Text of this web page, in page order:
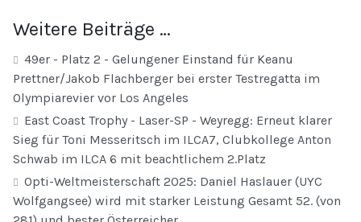
Weitere Beiträge …
49er - Platz 2 - Gelungener Einstand für Keanu
Prettner/Jakob Flachberger bei erster Testregatta im
Olympiarevier vor Los Angeles
East Coast Trophy - Laser-SP - Weyregg: Erneut klarer
Sieg für Toni Messeritsch im ILCA7, Clubkollege Anton
Schwab im ILCA 6 mit beachtlichem 2.Platz
Opti-Weltmeisterschaft 2025: Daniel Haslauer (UYC
Wolfgangsee) wird mit starker Leistung Gesamt 52. (von